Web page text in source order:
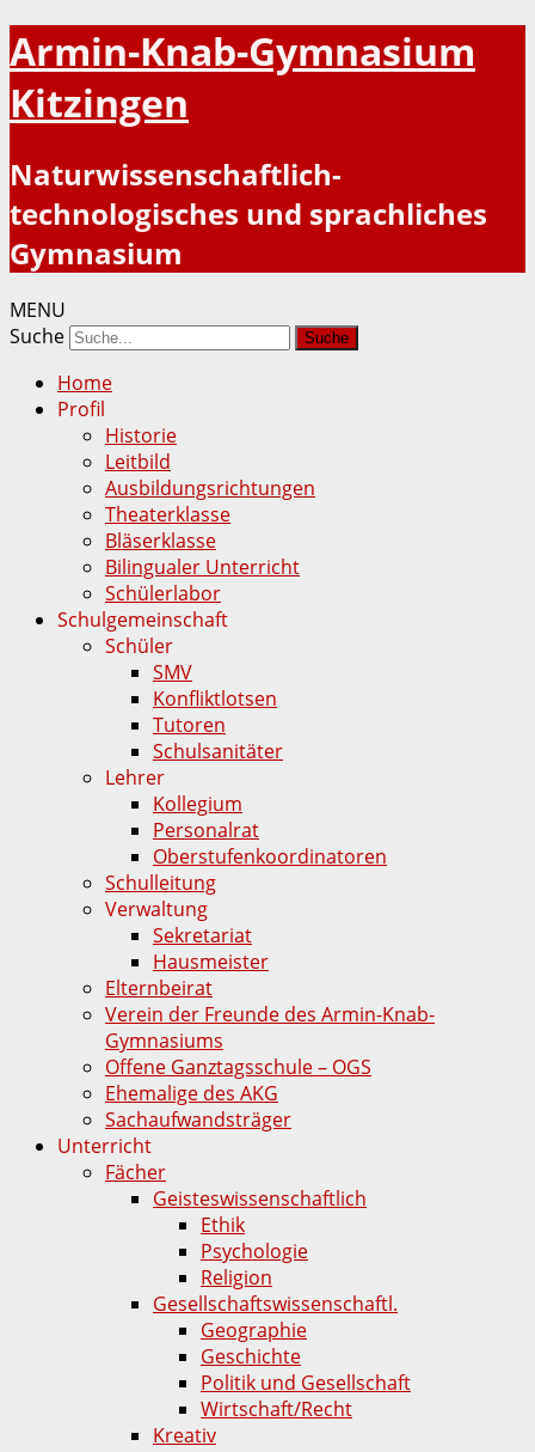
Armin-Knab-Gymnasium
Kitzingen
Naturwissenschaftlich-
technologisches und sprachliches
Gymnasium
MENU
Suche
Home
Profil
Historie
Leitbild
Ausbildungsrichtungen
Theaterklasse
Bläserklasse
Bilingualer Unterricht
Schülerlabor
Schulgemeinschaft
Schüler
SMV
Konfliktlotsen
Tutoren
Schulsanitäter
Lehrer
Kollegium
Personalrat
Oberstufenkoordinatoren
Schulleitung
Verwaltung
Sekretariat
Hausmeister
Elternbeirat
Verein der Freunde des Armin-Knab-
Gymnasiums
Offene Ganztagsschule – OGS
Ehemalige des AKG
Sachaufwandsträger
Unterricht
Fächer
Geisteswissenschaftlich
Ethik
Psychologie
Religion
Gesellschaftswissenschaftl.
Geographie
Geschichte
Politik und Gesellschaft
Wirtschaft/Recht
Kreativ